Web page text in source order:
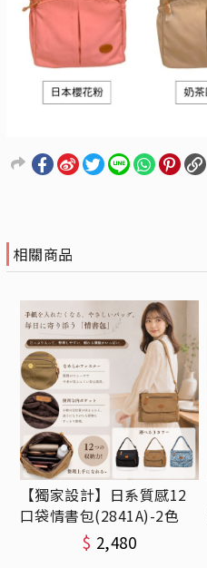
相關商品
【獨家設計】日系質感12
口袋情書包(2841A)-2色
$ 2,480